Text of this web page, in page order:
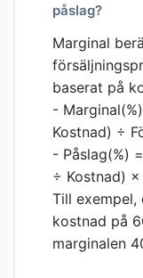
påslag?
Marginal
baserat på
-
Kostnad) ÷
- Påslag(%)
÷ Kostnad) ×
Till exempel,
kostnad på
marginalen